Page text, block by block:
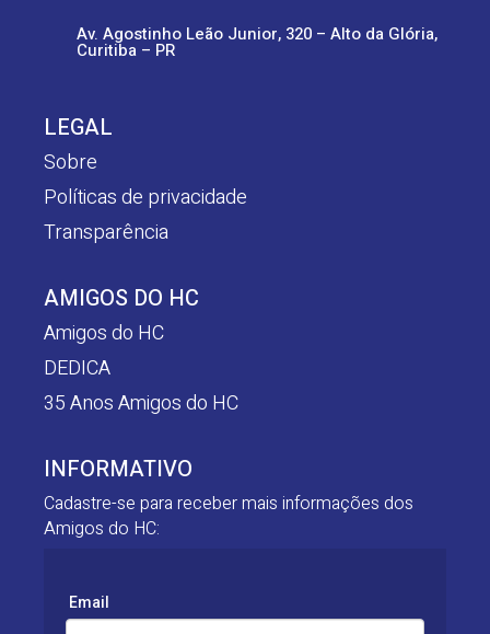
Av. Agostinho Leão Junior, 320 – Alto da Glória,
Curitiba – PR
LEGAL
Sobre
Políticas de privacidade
Transparência
AMIGOS DO HC
Amigos do HC
DEDICA
35 Anos Amigos do HC
INFORMATIVO
Cadastre-se para receber mais informações dos
Amigos do HC:
Email